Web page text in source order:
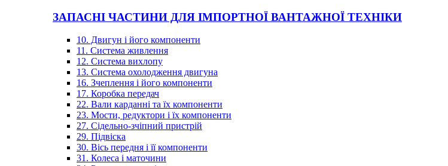
ЗАПАСНІ ЧАСТИНИ ДЛЯ ІМПОРТНОЇ ВАНТАЖНОЇ ТЕХНІКИ
10. Двигун і його компоненти
11. Система живлення
12. Система вихлопу
13. Система охолодження двигуна
16. Зчеплення і його компоненти
17. Коробка передач
22. Вали карданні та їх компоненти
23. Мости, редуктори і їх компоненти
27. Сідельно-зчіпний пристрій
29. Підвіска
30. Вісь передня і її компоненти
31. Колеса і маточини